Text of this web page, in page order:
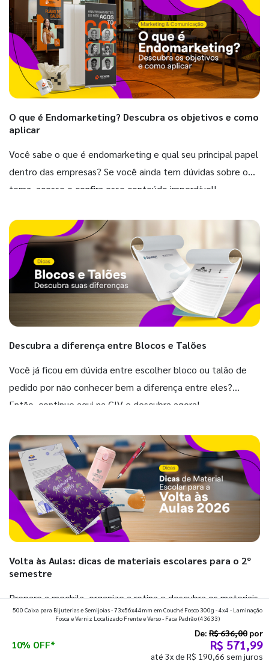
O que é Endomarketing? Descubra os objetivos e como
aplicar
Você sabe o que é endomarketing e qual seu principal papel
dentro das empresas? Se você ainda tem dúvidas sobre o
tema, acesse e confira esse conteúdo imperdível!
Descubra a diferença entre Blocos e Talões
Você já ficou em dúvida entre escolher bloco ou talão de
pedido por não conhecer bem a diferença entre eles?
Então, continue aqui na GIV e descubra agora!
Volta às Aulas: dicas de materiais escolares para o 2º
semestre
Prepare a mochila, organize a rotina e descubra os materiais
que fazem toda diferença para começar o segundo
500 Caixa para Bijuterias e Semijoias - 73x56x44mm em Couché Fosco 300g - 4x4 - Laminação
Fosca e Verniz Localizado Frente e Verso - Faca Padrão(43633)
10% OFF*
De: R$ 636,00 por
R$ 571,99
até 3x de R$ 190,66 sem juros